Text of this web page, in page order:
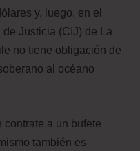
y, luego, en el
Justicia (CIJ) de La
no tiene obligación de
al océano
contrate a un bufete
también es